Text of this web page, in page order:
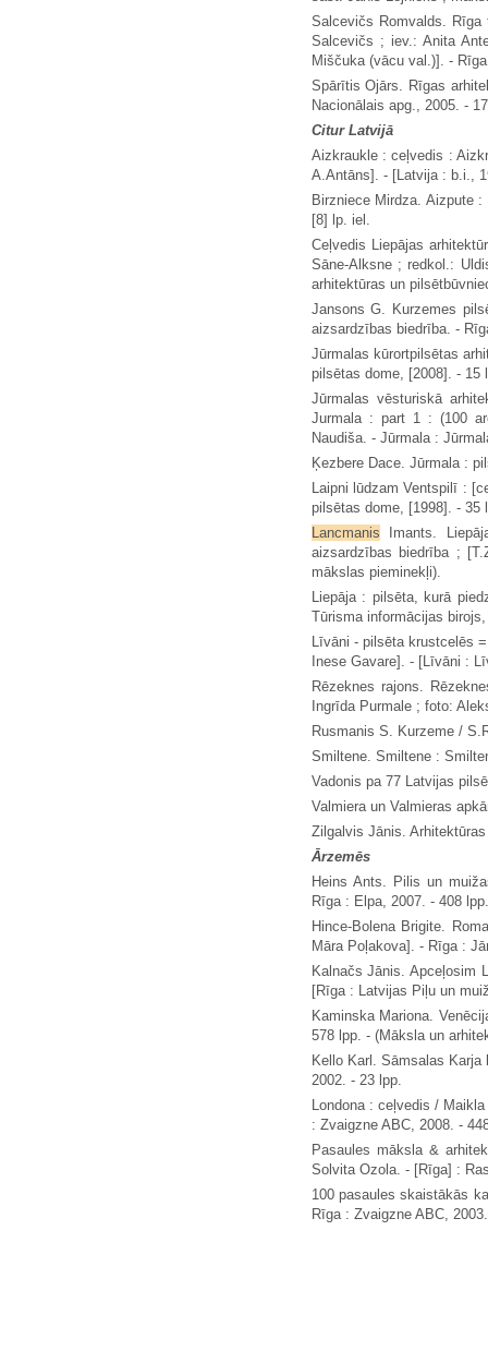
Salcevičs Romvalds.
Salcevičs ; iev.: Anita
Miščuka (vācu val.)]. -
Spārītis Ojārs. Rīgas
Nacionālais apg., 2005. -
Citur Latvijā
Aizkraukle : ceļvedis :
A.Antāns]. - [Latvija : b.i.,
Birzniece Mirdza. Aizpute
[8] lp. iel.
Ceļvedis Liepājas
Sāne-Alksne ; redkol.:
arhitektūras un
Jansons G. Kurzemes
aizsardzības biedrība. -
Jūrmalas kūrortpilsētas
pilsētas dome, [2008]. - 15
Jūrmalas vēsturiskā
Jurmala : part 1 : (100
Naudiša. - Jūrmala :
Ķezbere Dace. Jūrmala :
Laipni lūdzam Ventspilī :
pilsētas dome, [1998]. - 35
Lancmanis Imants.
aizsardzības biedrība ;
mākslas pieminekļi).
Liepāja : pilsēta, kurā
Tūrisma informācijas
Līvāni - pilsēta krustcelēs
Inese Gavare]. - [Līvāni :
Rēzeknes rajons.
Ingrīda Purmale ; foto:
Rusmanis S. Kurzeme /
Smiltene. Smiltene :
Vadonis pa 77 Latvijas
Valmiera un Valmieras
Zilgalvis Jānis.
Ārzemēs
Heins Ants. Pilis un
Rīga : Elpa, 2007. - 408 lpp.
Hince-Bolena Brigite.
Māra Poļakova]. - Rīga :
Kalnačs Jānis. Apceļosim
[Rīga : Latvijas Piļu un
Kaminska Mariona.
578 lpp. - (Māksla un
Kello Karl. Sāmsalas
2002. - 23 lpp.
Londona : ceļvedis /
: Zvaigzne ABC, 2008. -
Pasaules māksla &
Solvita Ozola. - [Rīga] :
100 pasaules skaistākās
Rīga : Zvaigzne ABC,